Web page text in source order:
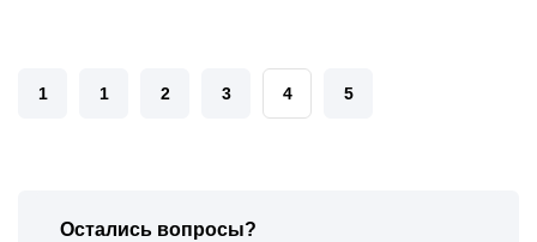
1 1 2 3 4 5
Остались вопросы?